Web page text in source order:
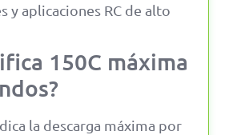
y aplicaciones RC de alto
150C máxima
la descarga máxima por